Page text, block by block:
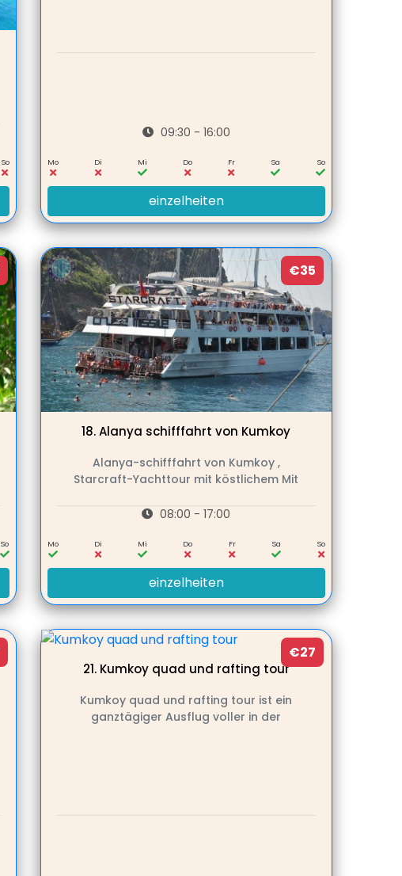
So
09:30 - 16:00
Mo Di Mi Do Fr Sa So
einzelheiten
So
€35
18.Alanya schifffahrt von Kumkoy
Alanya-schifffahrt von Kumkoy ,
Starcraft-Yachttour mit köstlichem Mit
08:00 - 17:00
Mo Di Mi Do Fr Sa So
einzelheiten
€27
21. Kumkoy quad und rafting tour
Kumkoy quad und rafting tour ist ein
ganztägiger Ausflug voller in der